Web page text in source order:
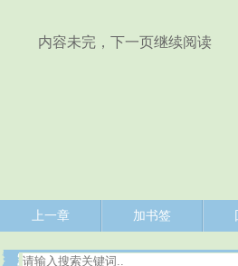
内容未完，下一页继续阅读
上一章 加书签